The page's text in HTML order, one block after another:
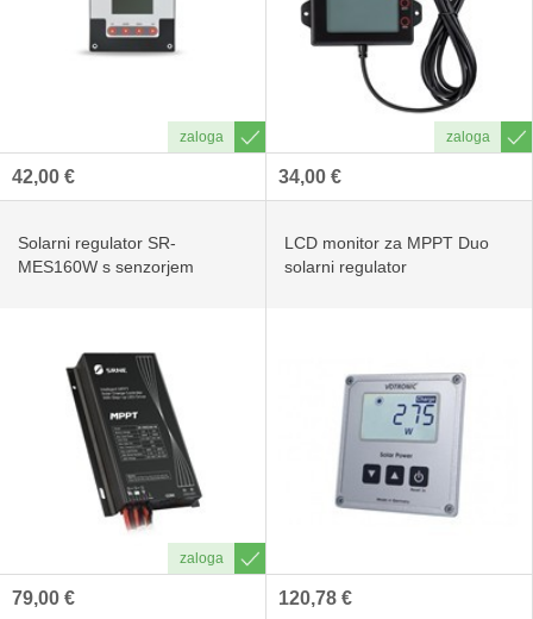
42,00 € 34,00 €
Solarni regulator SR-
MES160W s senzorjem
79,00 €
LCD monitor za MPPT Duo
solarni regulator
120,78 €